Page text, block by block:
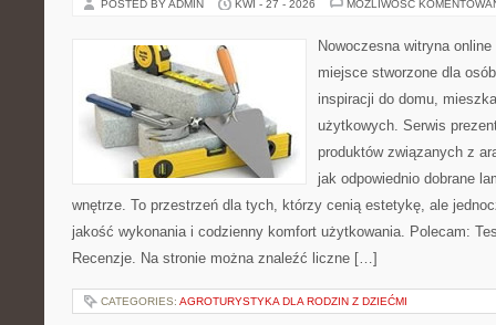
POSTED BY ADMIN KWI - 27 - 2026 MOŻLIWOŚĆ
Nowoczesna witryna
miejsce stworzone dla
inspiracji do domu,
użytkowych. Serwis
produktów związanych z
jak odpowiednio dobrane
wnętrze. To przestrzeń dla tych, którzy cenią estetykę, ale
jakość wykonania i codzienny komfort użytkowania. Polecam:
Recenzje. Na stronie można znaleźć liczne […]
CATEGORIES: AGROTURYSTYKA DLA RODZIN Z DZIEĆMI